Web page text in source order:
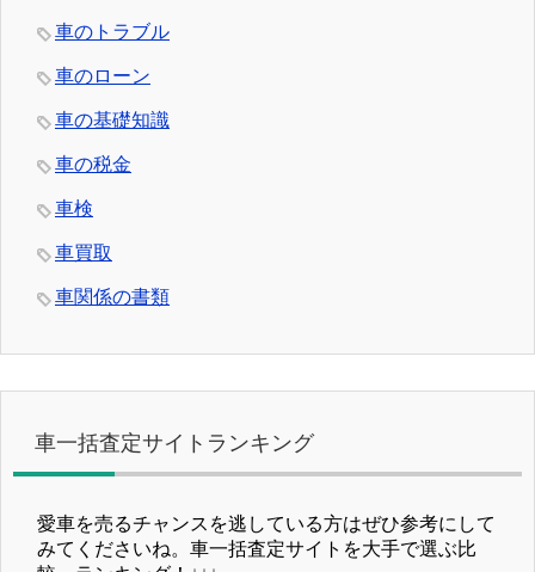
車のトラブル
車のローン
車の基礎知識
車の税金
車検
車買取
車関係の書類
車一括査定サイトランキング
愛車を売るチャンスを逃している方はぜひ参考にして
みてくださいね。車一括査定サイトを大手で選ぶ比